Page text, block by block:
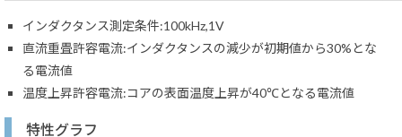
インダクタンス測定条件:100kHz,1V
直流重畳許容電流:インダクタンスの減少が初期値から30%とな
る電流値
温度上昇許容電流:コアの表面温度上昇が40℃となる電流値
特性グラフ